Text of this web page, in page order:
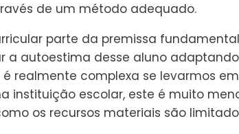
de um método adequado.
parte da premissa
a autoestima desse aluno
realmente complexa se levarmos
instituição escolar, este é muito
os recursos materiais são